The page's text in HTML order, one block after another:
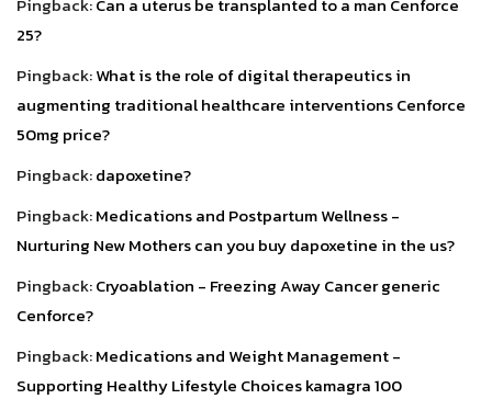
25?
Pingback:What is the role of digital therapeutics in
augmenting traditional healthcare interventions Cenforce
50mg price?
Pingback:dapoxetine?
Pingback:Medications and Postpartum Wellness -
Nurturing New Mothers can you buy dapoxetine in the us?
Pingback:Cryoablation - Freezing Away Cancer generic
Cenforce?
Pingback:Medications and Weight Management -
Supporting Healthy Lifestyle Choices kamagra 100